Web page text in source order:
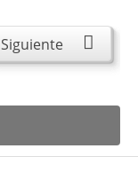
Siguiente